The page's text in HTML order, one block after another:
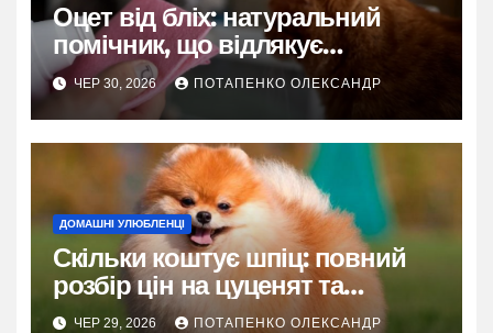
Оцет від бліх: натуральний
помічник, що відлякує
паразитів, але потребує
розумного підходу
ЧЕР 30, 2026 ПОТАПЕНКО ОЛЕКСАНДР
ДОМАШНІ УЛЮБЛЕНЦІ
Скільки коштує шпіц: повний
розбір цін на цуценят та
утримання
ЧЕР 29, 2026 ПОТАПЕНКО ОЛЕКСАНДР